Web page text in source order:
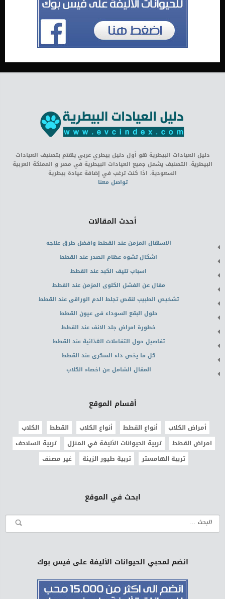
دليل العيادات البيطرية هو أول دليل بيطري عربي يهتم بتصنيف العيادات
البيطرية. التصنيف يشمل جميع العيادات البيطرية في مصر و المملكة العربية
السعودية. اذا كنت ترغب في إضافة عيادة بيطرية
تواصل معنا
أحدث المقالات
الاسهال المزمن عند القطط وافضل طرق علاجه
اشكال تشوه عظام الصدر عند القطط
اسباب تليف الكبد عند القطط
مقال عن الفشل الكلوى المزمن عند القطط
تشخيص الطبيب لنقص تجلط الدم الوراقى عند القطط
حلول البقع السوداء فى عيون القطط
خطورة امراض جلد الانف عند القطط
تفاصيل حول التفاعلات الغذائية عند القطط
كل ما يخص داء السكرى عند القطط
المقال الشامل عن اخصاء الكلاب
أقسام الموقع
أمراض الكلاب أنواع القطط أنواع الكلاب القطط
الكلاب
امراض القطط
تربية الحيوانات الأليفة في المنزل
تربية السلاحف
تربية الهامستر
تربية طيور الزينة غير مصنف
ابحث في الموقع
انضم لمحبي الحيوانات الأليفة على فيس بوك